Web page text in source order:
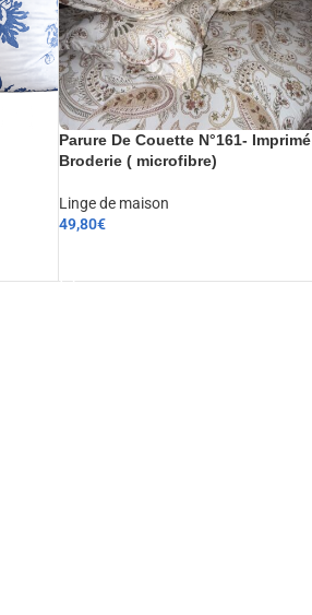
Parure De Couette N°161- Imprimé
Broderie ( microfibre)
Linge de maison
49,80€